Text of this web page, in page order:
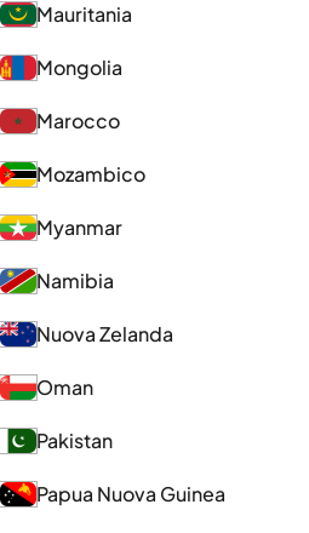
Mauritania
Mongolia
Marocco
Mozambico
Myanmar
Namibia
Nuova Zelanda
Oman
Pakistan
Papua Nuova Guinea